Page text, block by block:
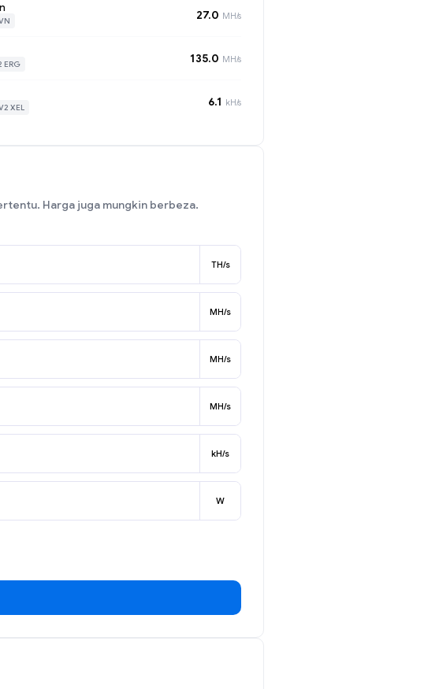
27.0 MH/s
ERG 135.0 MH/s
XEL 6.1 kH/s
Harga juga mungkin berbeza.
TH/s
MH/s
MH/s
MH/s
kH/s
W